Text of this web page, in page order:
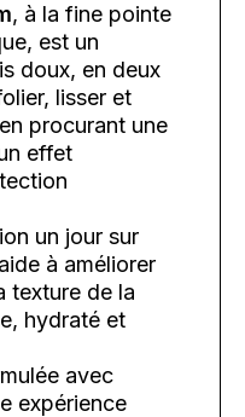
, à la fine pointe
est un
doux, en deux
lisser et
procurant une
effet
un jour sur
à améliorer
texture de la
hydraté et
avec
expérience